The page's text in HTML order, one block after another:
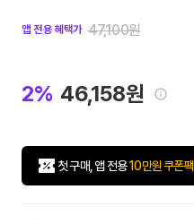
앱 전용 혜택가 47,100원
2% 46,158원
첫 구매, 앱 전용10만원 쿠폰팩